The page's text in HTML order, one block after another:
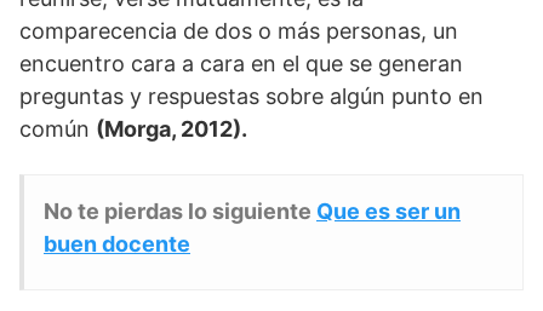
comparecencia de dos o más personas, un
encuentro cara a cara en el que se generan
preguntas y respuestas sobre algún punto en
común (Morga, 2012).
No te pierdas lo siguiente Que es ser un
buen docente